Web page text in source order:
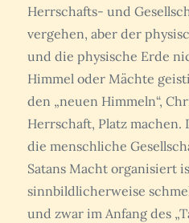
Herrschafts- und
vergehen, aber der
und die physische Erde
Himmel oder Mächte
den „neuen Himmeln“,
Herrschaft, Platz machen.
die menschliche
Satans Macht organisiert
sinnbildlicherweise
und zwar im Anfang des